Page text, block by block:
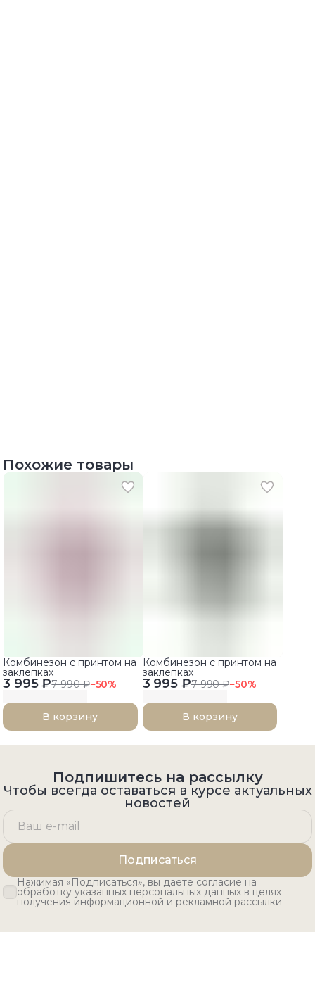
Похожие товары
3 995 ₽7 990 ₽−50%
Комбинезон с принтом на
заклепках
В корзину
3 995 ₽7 990 ₽−50%
Комбинезон с принтом на
заклепках
В корзину
Подпишитесь на рассылку
Чтобы всегда оставаться в курсе актуальных
новостей
Подписаться
Нажимая «Подписаться», вы даете согласие на
обработку указанных персональных данных в целях
получения информационной и рекламной рассылки